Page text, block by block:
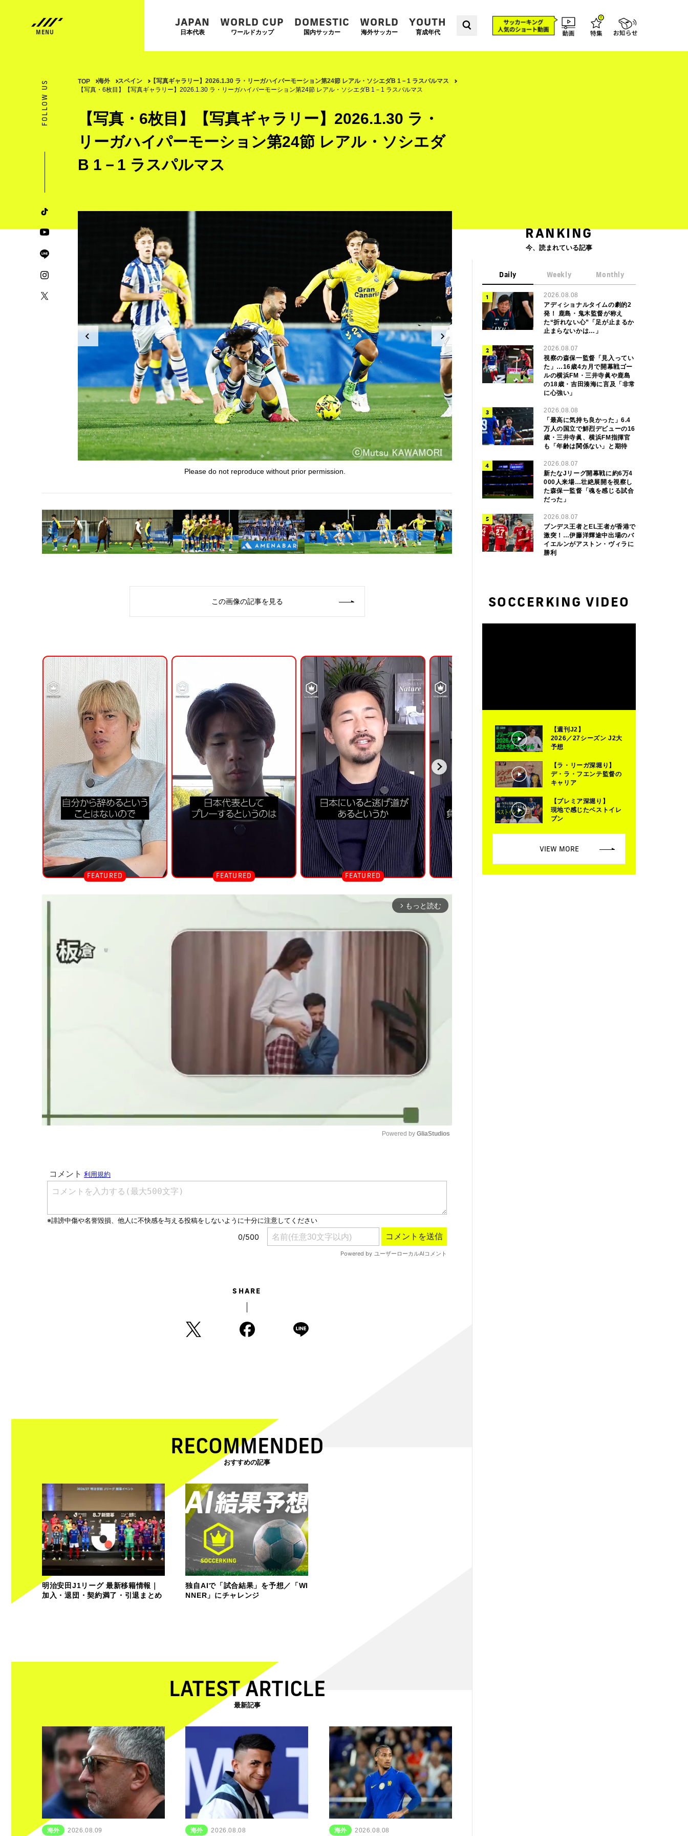
JAPAN
日本代表
WORLD CUP
ワールドカップ
DOMESTIC
国内サッカー
WORLD
海外サッカー
YOUTH
育成年代
FOLLOW US TOP 海外 スペイン
【写真ギャラリー】2026.1.30 ラ・リーガハイパーモーション第24節 レアル・ソシエダB 1－1 ラスパルマス
【写真・6枚目】【写真ギャラリー】2026.1.30 ラ・リーガハイパーモーション第24節 レアル・ソシエダB 1－1 ラスパルマス
【写真・6枚目】【写真ギャラリー】2026.1.30 ラ・
リーガハイパーモーション第24節 レアル・ソシエダ
B 1－1 ラスパルマス
Please do not reproduce without prior permission.
この画像の記事を見る
arrow_forward_ios もっと読む
Powered by GliaStudios
SHARE
RECOMMENDED
おすすめの記事
明治安田J1リーグ 最新移籍情報｜
加入・退団・契約満了・引退まとめ
独自AIで「試合結果」を予想／「WI
NNER」にチャレンジ
LATEST ARTICLE
最新記事
海外 2026.08.09 海外 2026.08.08 海外 2026.08.08
RANKING
今、読まれている記事
Daily Weekly Monthly
2026.08.08
アディショナルタイムの劇的2
発！ 鹿島・鬼木監督が称え
た“折れない心”「足が止まるか
止まらないかは…」
2026.08.07
視察の森保一監督「見入ってい
た」…16歳4カ月で開幕戦ゴー
ルの横浜FM・三井寺眞や鹿島
の18歳・吉田湊海に言及「非常
に心強い」
2026.08.08
「最高に気持ち良かった」6.4
万人の国立で鮮烈デビューの16
歳・三井寺眞、横浜FM指揮官
も「年齢は関係ない」と期待
2026.08.07
新たなJリーグ開幕戦に約6万4
000人来場…壮絶展開を視察し
た森保一監督「魂を感じる試合
だった」
2026.08.07
ブンデス王者とEL王者が香港で
激突！…伊藤洋輝途中出場のバ
イエルンがアストン・ヴィラに
勝利
SOCCERKING VIDEO
【週刊J2】
2026／27シーズン J2大
予想
【ラ・リーガ深堀り】
デ・ラ・フエンテ監督の
キャリア
【プレミア深堀り】
現地で感じたベストイレ
ブン
VIEW MORE